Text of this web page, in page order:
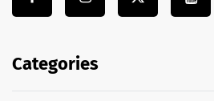
Categories